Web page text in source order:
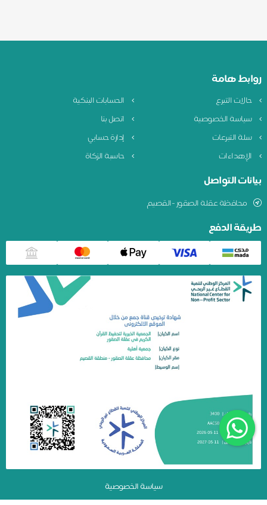
روابط هامة
حالات التبرع
الحسابات البنكية
سياسة الخصوصية
اتصل بنا
سلة التبرعات
إدارة حسابي
الإهداءات
حاسبة الزكاة
بيانات التواصل
محافظة عقلة الصقور -القصيم
طريقة الدفع
سياسة الخصوصية